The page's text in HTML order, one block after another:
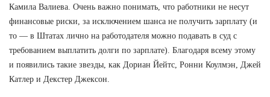
Камила Валиева. Очень важно понимать, что работники не несут
финансовые риски, за исключением шанса не получить зарплату (и
то — в Штатах лично на работодателя можно подавать в суд с
требованием выплатить долги по зарплате). Благодаря всему этому
и появились такие звезды, как Дориан Йейтс, Ронни Коулмэн, Джей
Катлер и Декстер Джексон.